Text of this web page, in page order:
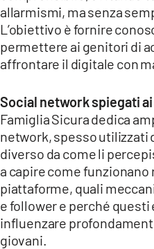
allarmismi, ma senza
L’obiettivo è fornire
permettere ai genitori di
affrontare il digitale con
Social network spiegati
Famiglia Sicura dedica
network, spesso utilizzati
diverso da come li
a capire come
piattaforme, quali
e follower e perché
influenzare
giovani.